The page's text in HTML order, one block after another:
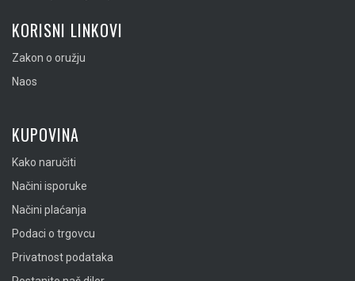
KORISNI LINKOVI
Zakon o oružju
Naos
KUPOVINA
Kako naručiti
Načini isporuke
Načini plaćanja
Podaci o trgovcu
Privatnost podataka